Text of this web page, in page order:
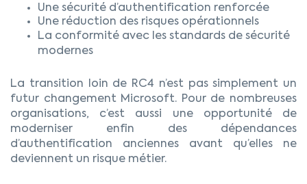
Une sécurité d’authentification renforcée
Une réduction des risques opérationnels
La conformité avec les standards de sécurité
modernes
La transition loin de RC4 n’est pas simplement un
futur changement Microsoft. Pour de nombreuses
organisations, c’est aussi une opportunité de
moderniser enfin des dépendances
d’authentification anciennes avant qu’elles ne
deviennent un risque métier.